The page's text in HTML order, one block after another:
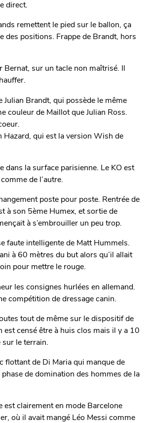
direct.
remettent le pied sur le ballon, ça
des positions. Frappe de Brandt, hors
Bernat, sur un tacle non maîtrisé. Il
Julian Brandt, qui possède le même
couleur de Maillot que Julian Ross.
Hazard, qui est la version Wish de
dans la surface parisienne. Le KO est
de l’autre.
poste pour poste. Rentrée de
à son 5ème Humex, et sortie de
à s’embrouiller un peu trop.
faute intelligente de Matt Hummels.
à 60 mètres du but alors qu’il allait
pour mettre le rouge.
les consignes hurlées en allemand.
compétition de dressage canin.
tout de même sur le dispositif de
est censé être à huis clos mais il y a 10
le terrain.
flottant de Di Maria qui manque de
de domination des hommes de la
est clairement en mode Barcelone
où il avait mangé Léo Messi comme